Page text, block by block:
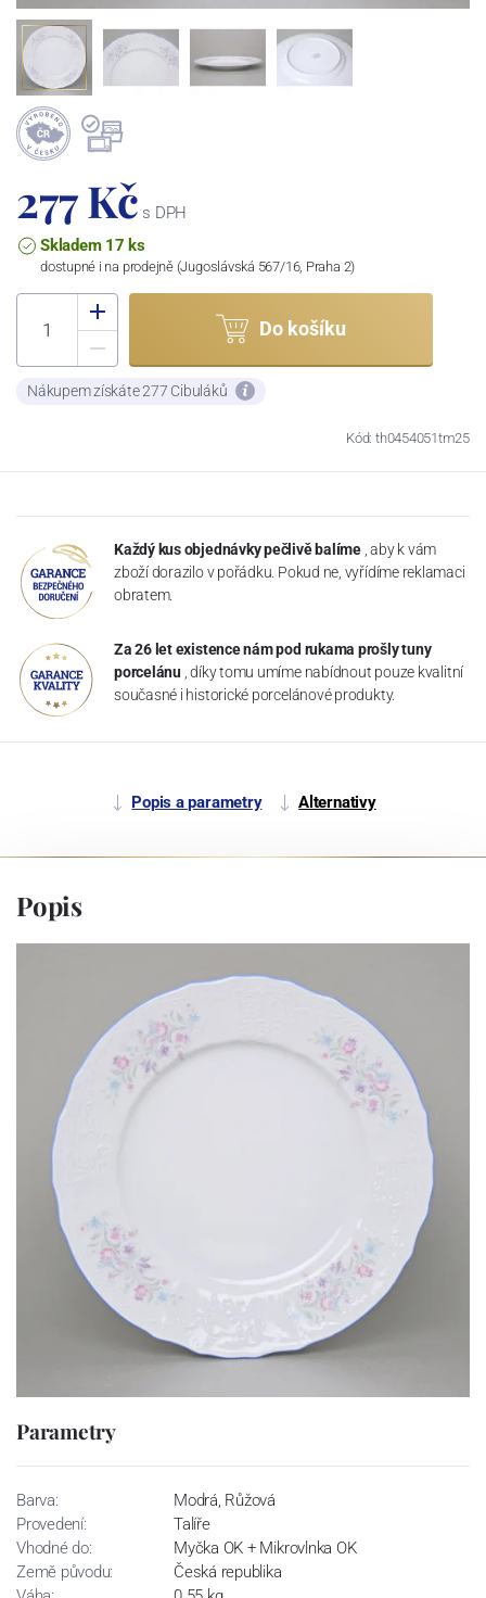
277 Kč s DPH
Skladem 17 ks
dostupné i na prodejně (Jugoslávská 567/16, Praha 2)
Do košíku
Nákupem získáte 277 Cibuláků
Kód: th0454051tm25
Každý kus objednávky pečlivě balíme , aby k vám
zboží dorazilo v pořádku. Pokud ne, vyřídíme reklamaci
obratem.
Za 26 let existence nám pod rukama prošly tuny
porcelánu , díky tomu umíme nabídnout pouze kvalitní
současné i historické porcelánové produkty.
Popis a parametry Alternativy
Popis
Parametry
Barva:
Modrá, Růžová
Provedení:
Talíře
Vhodné do:
Myčka OK + Mikrovlnka OK
Země původu:
Česká republika